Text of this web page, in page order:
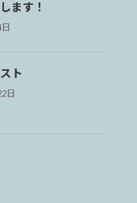
ます！
ト
日